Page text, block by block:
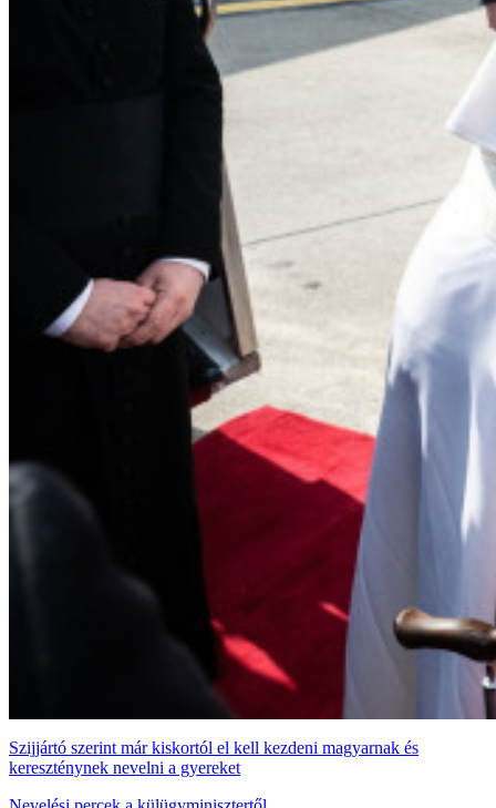
Szijjártó szerint már kiskortól el kell kezdeni magyarnak és
kereszténynek nevelni a gyereket